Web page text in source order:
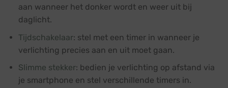
aan wanneer het donker wordt en weer uit bij
daglicht.
Tijdschakelaar: stel met een timer in wanneer je
verlichting precies aan en uit moet gaan.
Slimme stekker: bedien je verlichting op afstand via
je smartphone en stel verschillende timers in.